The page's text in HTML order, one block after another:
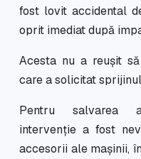
fost lovit accidental
oprit imediat după
Acesta nu a reușit
care a solicitat
Pentru salvarea
intervenție a fost
accesorii ale mașinii,